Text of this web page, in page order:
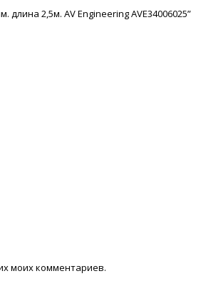
2,5м. AV Engineering AVE34006025”
моих комментариев.